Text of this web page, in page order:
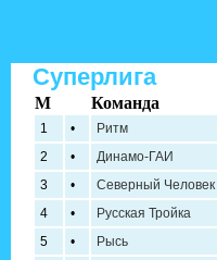
Суперлига
M Команда
1 • Ритм
2
• Динамо-ГАИ
3
• Северный Человек
4
• Русская Тройка
5
• Рысь